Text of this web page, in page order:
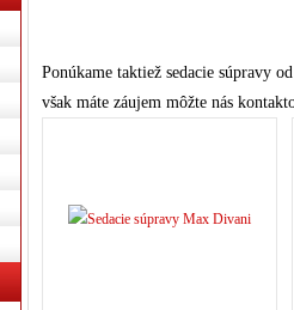
Ponúkame taktiež sedacie súpravy
však máte záujem môžte nás